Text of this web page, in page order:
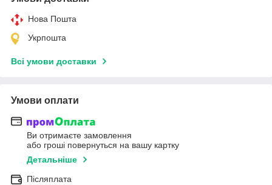
Нова Пошта
Укрпошта
Всі умови доставки
Умови оплати
Ви отримаєте замовлення
або гроші повернуться на вашу картку
Детальніше
Післяплата